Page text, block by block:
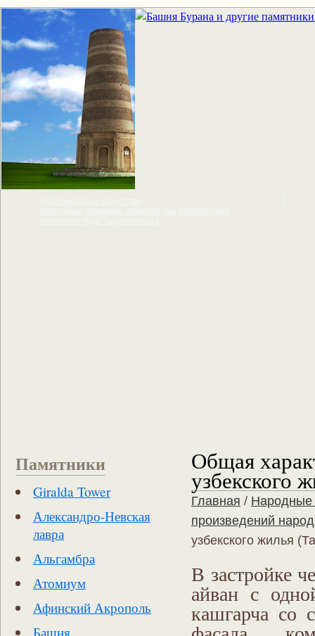
Памятники
Giralda Tower
Александро-Невская
лавра
Альгамбра
Атомиум
Афинский Акрополь
Башня
Общая
узбекского
Главная / Народные
произведений
узбекского жилья
В застройке
айван с
кашгарча со